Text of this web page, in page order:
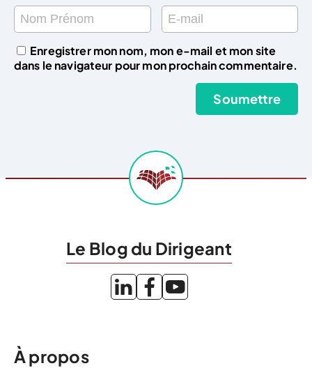
Enregistrer mon nom, mon e-mail et mon site
dans le navigateur pour mon prochain commentaire.
Le Blog du Dirigeant
À propos